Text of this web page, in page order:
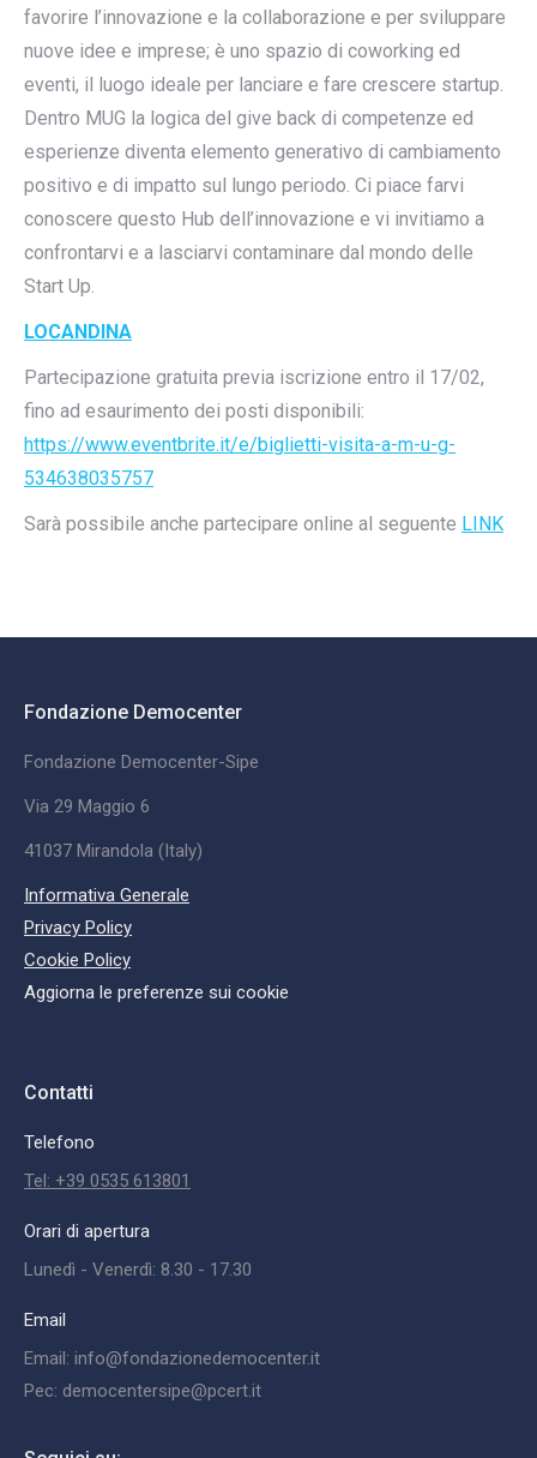
favorire l’innovazione e la collaborazione e per sviluppare
nuove idee e imprese; è uno spazio di coworking ed
eventi, il luogo ideale per lanciare e fare crescere startup.
Dentro MUG la logica del give back di competenze ed
esperienze diventa elemento generativo di cambiamento
positivo e di impatto sul lungo periodo. Ci piace farvi
conoscere questo Hub dell’innovazione e vi invitiamo a
confrontarvi e a lasciarvi contaminare dal mondo delle
Start Up.
LOCANDINA
Partecipazione gratuita previa iscrizione entro il 17/02,
fino ad esaurimento dei posti disponibili:
https://www.eventbrite.it/e/biglietti-visita-a-m-u-g-
534638035757
Sarà possibile anche partecipare online al seguente LINK
Fondazione Democenter
Fondazione Democenter-Sipe
Via 29 Maggio 6
41037 Mirandola (Italy)
Informativa Generale
Privacy Policy
Cookie Policy
Aggiorna le preferenze sui cookie
Contatti
Telefono
Tel: +39 0535 613801
Orari di apertura
Lunedì - Venerdì: 8.30 - 17.30
Email
Email: info@fondazionedemocenter.it
Pec: democentersipe@pcert.it